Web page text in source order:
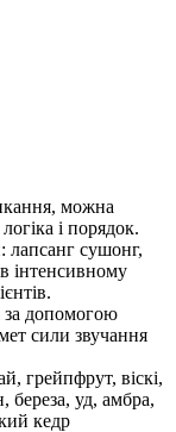
можна
і порядок.
лапсанг сушонг,
інтенсивному
за допомогою
сили звучання
грейпфрут, віскі,
береза, уд, амбра,
кедр